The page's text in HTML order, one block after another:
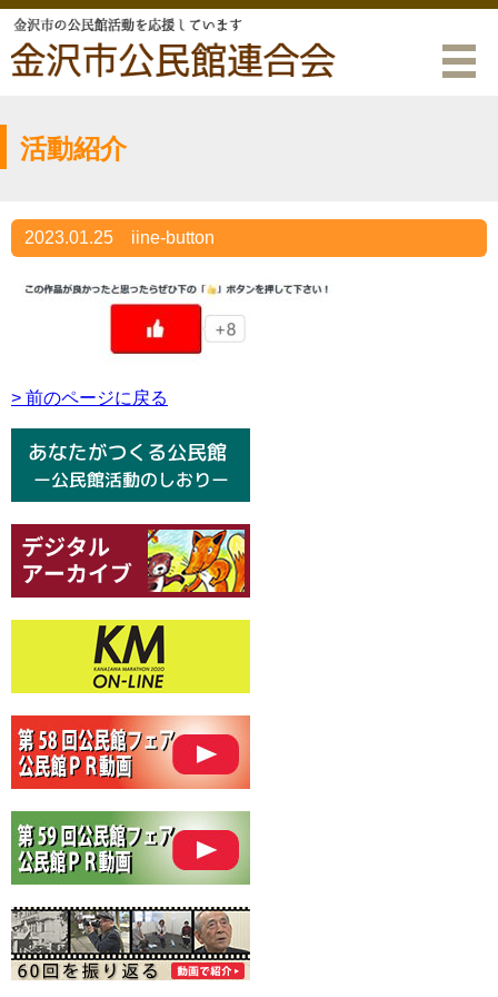
活動紹介
2023.01.25 iine-button
> 前のページに戻る